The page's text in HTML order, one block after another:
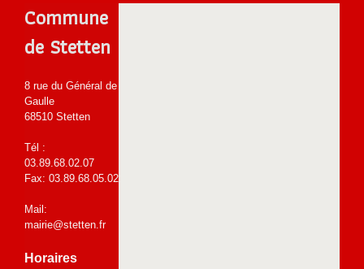
Commune
de Stetten
8 rue du Général de
Gaulle
68510 Stetten
Tél :
03.89.68.02.07
Fax: 03.89.68.05.02
Mail:
mairie@stetten.fr
Horaires